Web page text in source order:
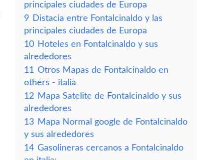
principales ciudades de Europa
9 Distacia entre Fontalcinaldo y las
principales ciudades de Europa
10 Hoteles en Fontalcinaldo y sus
alrededores
11 Otros Mapas de Fontalcinaldo en
others - italia
12 Mapa Satelite de Fontalcinaldo y sus
alrededores
13 Mapa Normal google de Fontalcinaldo
y sus alrededores
14 Gasolineras cercanos a Fontalcinaldo